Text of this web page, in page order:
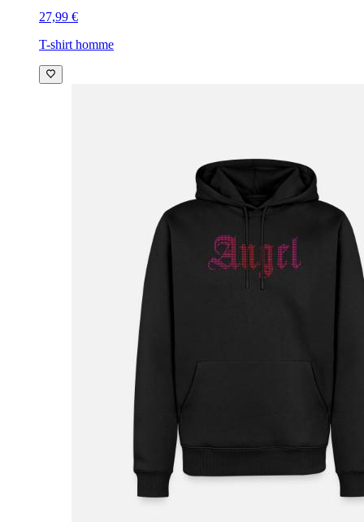
27,99 €
T-shirt homme